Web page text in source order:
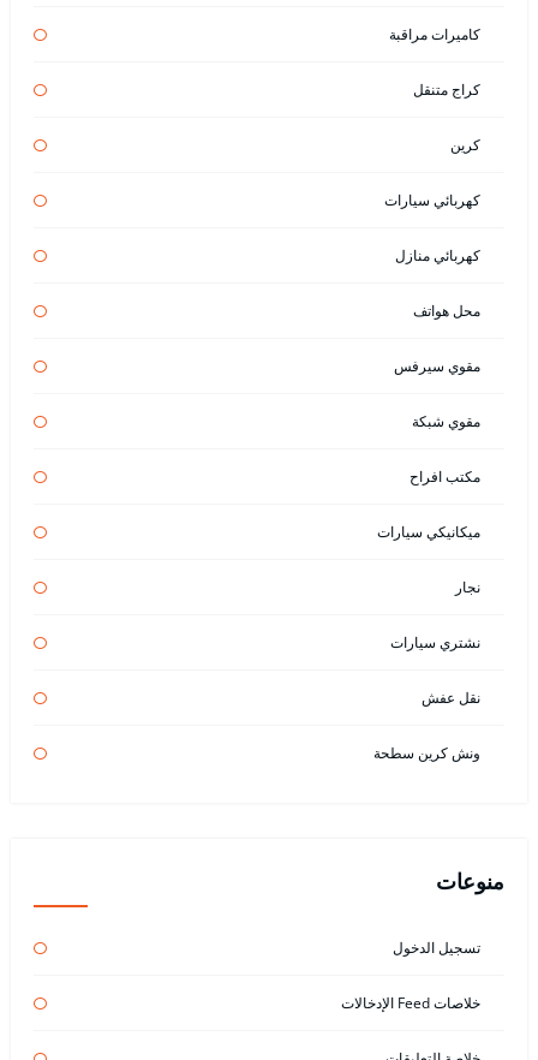
كاميرات مراقبة
كراج متنقل
كرين
كهربائي سيارات
كهربائي منازل
محل هواتف
مقوي سيرفس
مقوي شبكة
مكتب افراح
ميكانيكي سيارات
نجار
نشتري سيارات
نقل عفش
ونش كرين سطحة
منوعات
تسجيل الدخول
خلاصات Feed الإدخالات